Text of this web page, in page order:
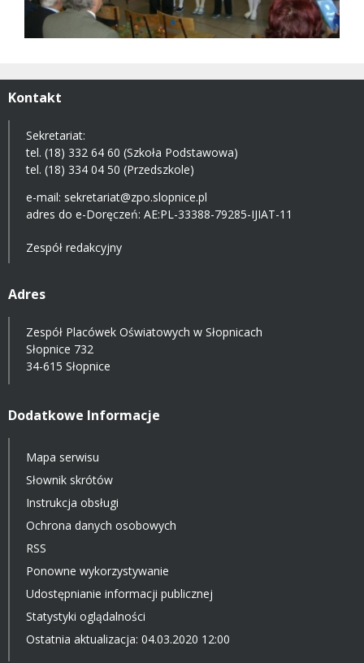
Kontakt
Sekretariat:
tel. (18) 332 64 60 (Szkoła Podstawowa)
tel. (18) 334 04 50 (Przedszkole)
e-mail: sekretariat@zpo.slopnice.pl
adres do e-Doręczeń: AE:PL-33388-79285-IJIAT-11
Zespół redakcyjny
Adres
Zespół Placówek Oświatowych w Słopnicach
Słopnice 732
34-615 Słopnice
Dodatkowe Informacje
Mapa serwisu
Słownik skrótów
Instrukcja obsługi
Ochrona danych osobowych
RSS
Ponowne wykorzystywanie
Udostępnianie informacji publicznej
Statystyki oglądalności
Ostatnia aktualizacja: 04.03.2020 12:00